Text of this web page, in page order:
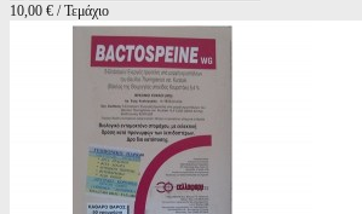
10,00 € / Τεμάχιο